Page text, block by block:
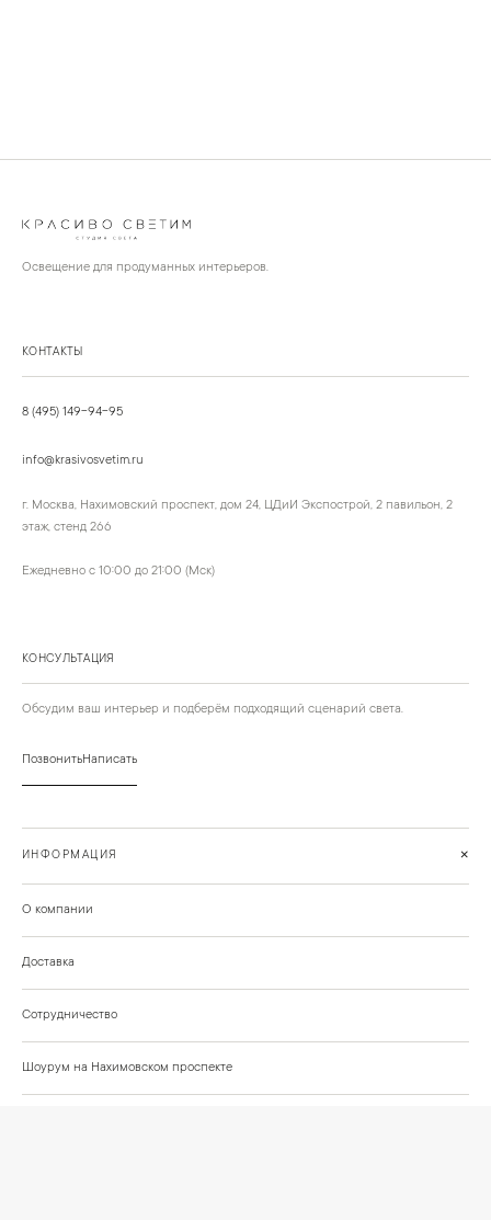
Освещение для продуманных интерьеров.
КОНТАКТЫ
8 (495) 149-94-95
info@krasivosvetim.ru
г. Москва, Нахимовский проспект, дом 24, ЦДиИ Экспострой, 2 павильон, 2
этаж, стенд 266
Ежедневно с 10:00 до 21:00 (Мск)
КОНСУЛЬТАЦИЯ
Обсудим ваш интерьер и подберём подходящий сценарий света.
ПозвонитьНаписать
ИНФОРМАЦИЯ +
О компании
Доставка
Сотрудничество
Шоурум на Нахимовском проспекте